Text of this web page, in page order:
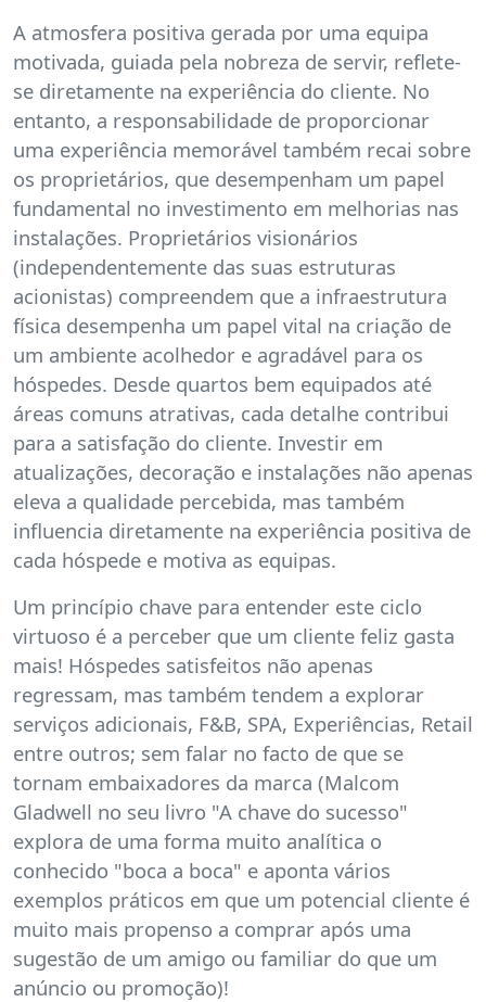
A atmosfera positiva gerada por uma equipa
motivada, guiada pela nobreza de servir, reflete-
se diretamente na experiência do cliente. No
entanto, a responsabilidade de proporcionar
uma experiência memorável também recai sobre
os proprietários, que desempenham um papel
fundamental no investimento em melhorias nas
instalações. Proprietários visionários
(independentemente das suas estruturas
acionistas) compreendem que a infraestrutura
física desempenha um papel vital na criação de
um ambiente acolhedor e agradável para os
hóspedes. Desde quartos bem equipados até
áreas comuns atrativas, cada detalhe contribui
para a satisfação do cliente. Investir em
atualizações, decoração e instalações não apenas
eleva a qualidade percebida, mas também
influencia diretamente na experiência positiva de
cada hóspede e motiva as equipas.
Um princípio chave para entender este ciclo
virtuoso é a perceber que um cliente feliz gasta
mais! Hóspedes satisfeitos não apenas
regressam, mas também tendem a explorar
serviços adicionais, F&B, SPA, Experiências, Retail
entre outros; sem falar no facto de que se
tornam embaixadores da marca (Malcom
Gladwell no seu livro "A chave do sucesso"
explora de uma forma muito analítica o
conhecido "boca a boca" e aponta vários
exemplos práticos em que um potencial cliente é
muito mais propenso a comprar após uma
sugestão de um amigo ou familiar do que um
anúncio ou promoção)!